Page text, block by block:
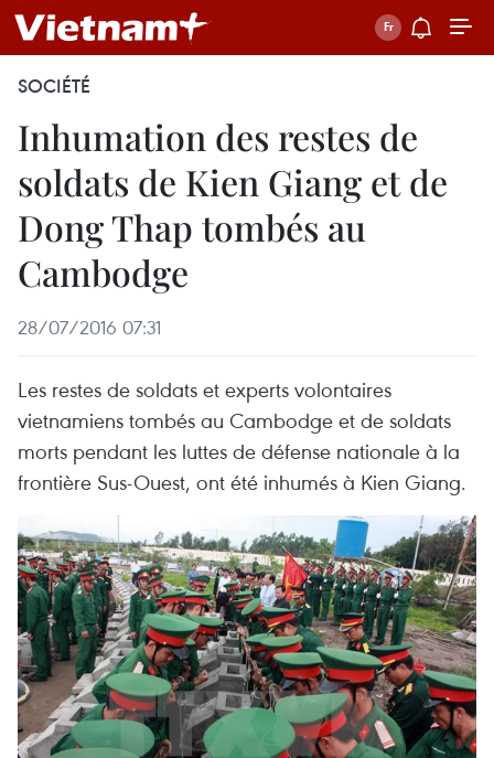
SOCIÉTÉ
Inhumation des restes de
soldats de Kien Giang et de
Dong Thap tombés au
Cambodge
28/07/2016 07:31
Les restes de soldats et experts volontaires
vietnamiens tombés au Cambodge et de soldats
morts pendant les luttes de défense nationale à la
frontière Sus-Ouest, ont été inhumés à Kien Giang.